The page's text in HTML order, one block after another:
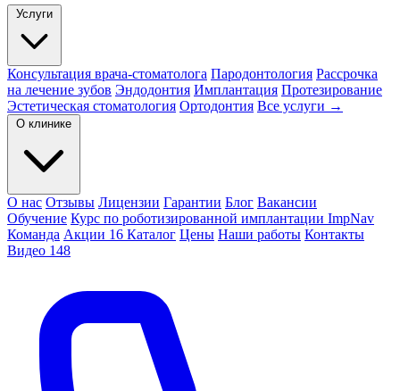
Услуги
Консультация врача-стоматолога Пародонтология Рассрочка
на лечение зубов Эндодонтия Имплантация Протезирование
Эстетическая стоматология Ортодонтия Все услуги →
О клинике
О нас Отзывы Лицензии Гарантии Блог Вакансии
Обучение Курс по роботизированной имплантации ImpNav
Команда Акции 16 Каталог Цены Наши работы Контакты
Видео 148